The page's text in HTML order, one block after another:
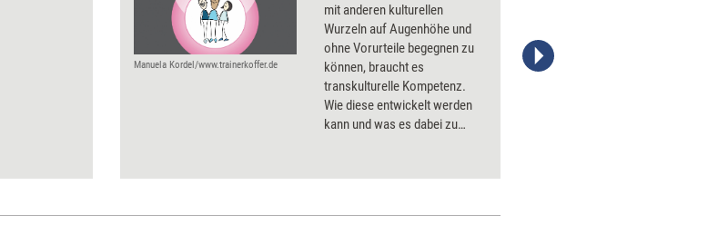
Manuela Kordel/www.trainerkoffer.de
mit anderen kulturellen
Wurzeln auf Augenhöhe und
ohne Vorurteile begegnen zu
können, braucht es
transkulturelle Kompetenz.
Wie diese entwickelt werden
kann und was es dabei zu